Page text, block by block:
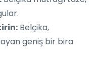
Belçika,
geniş bir bira